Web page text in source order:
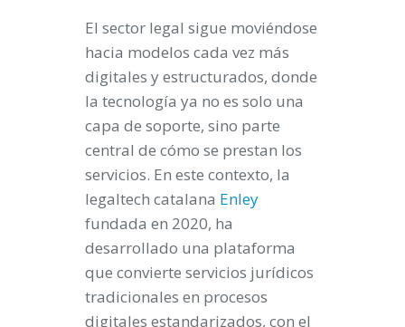
El sector legal sigue moviéndose
hacia modelos cada vez más
digitales y estructurados, donde
la tecnología ya no es solo una
capa de soporte, sino parte
central de cómo se prestan los
servicios. En este contexto, la
legaltech catalana Enley
fundada en 2020, ha
desarrollado una plataforma
que convierte servicios jurídicos
tradicionales en procesos
digitales estandarizados, con el